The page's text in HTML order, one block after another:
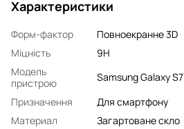
Характеристики
Форм-фактор
Повноекранне 3D
Міцність
9H
Модель
пристрою
Samsung Galaxy S7
Призначення
Для смартфону
Материал
Загартоване скло